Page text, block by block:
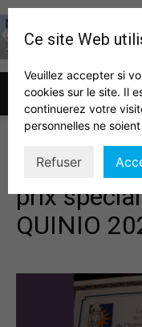
Notre
prix
QUINIO
Ce site Web
Veuillez accepter si
cookies sur le site. Il
continuerez votre
personnelles ne
Refuser